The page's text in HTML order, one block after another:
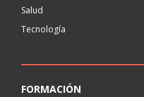
Salud
Tecnología
FORMACIÓN